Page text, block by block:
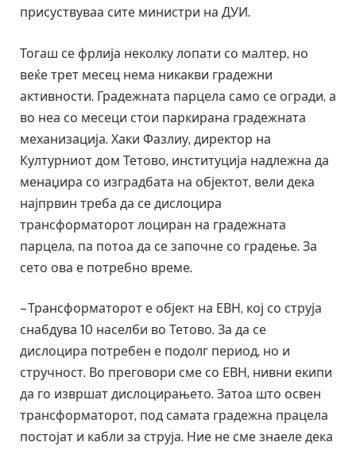
присуствуваа сите министри на ДУИ.
Тогаш се фрлија неколку лопати со малтер, но
веќе трет месец нема никакви градежни
активности. Градежната парцела само се огради, а
во неа со месеци стои паркирана градежната
механизација. Хаки Фазлиу, директор на
Културниот дом Тетово, институција надлежна да
менаџира со изградбата на објектот, вели дека
најпрвин треба да се дислоцира
трансформаторот лоциран на градежната
парцела, па потоа да се започне со градење. За
сето ова е потребно време.
– Трансформаторот е објект на ЕВН, кој со струја
снабдува 10 населби во Тетово. За да се
дислоцира потребен е подолг период, но и
стручност. Во преговори сме со ЕВН, нивни екипи
да го извршат дислоцирањето. Затоа што освен
трансформаторот, под самата градежна працела
постојат и кабли за струја. Ние не сме знаеле дека